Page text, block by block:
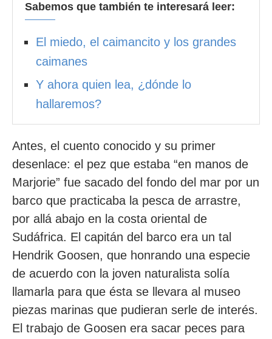
Sabemos que también te interesará leer:
El miedo, el caimancito y los grandes
caimanes
Y ahora quien lea, ¿dónde lo
hallaremos?
Antes, el cuento conocido y su primer
desenlace: el pez que estaba “en manos de
Marjorie” fue sacado del fondo del mar por un
barco que practicaba la pesca de arrastre,
por allá abajo en la costa oriental de
Sudáfrica. El capitán del barco era un tal
Hendrik Goosen, que honrando una especie
de acuerdo con la joven naturalista solía
llamarla para que ésta se llevara al museo
piezas marinas que pudieran serle de interés.
El trabajo de Goosen era sacar peces para